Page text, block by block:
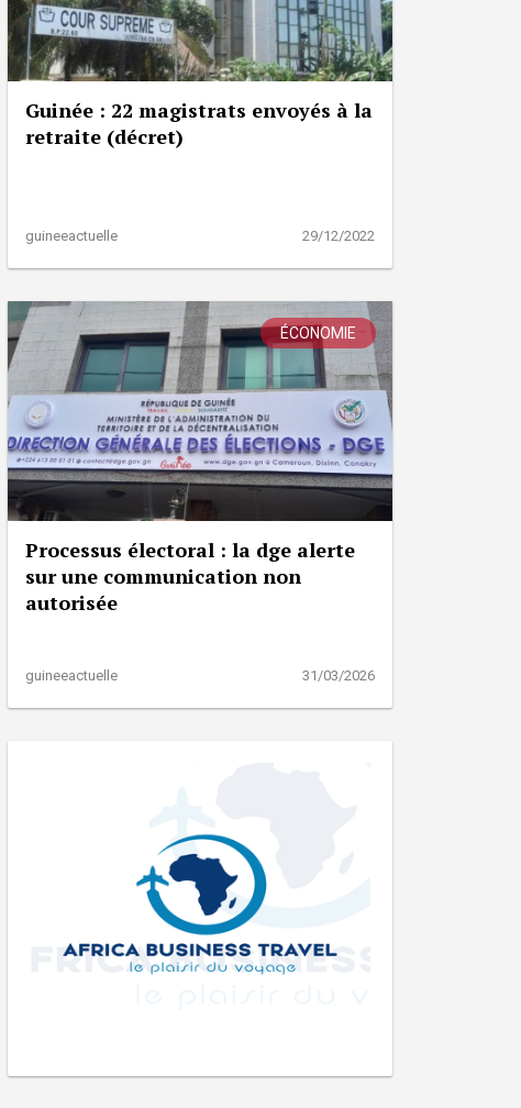
Guinée : 22 magistrats envoyés à la
retraite (décret)
guineeactuelle 29/12/2022
ÉCONOMIE
Processus électoral : la dge alerte
sur une communication non
autorisée
guineeactuelle 31/03/2026